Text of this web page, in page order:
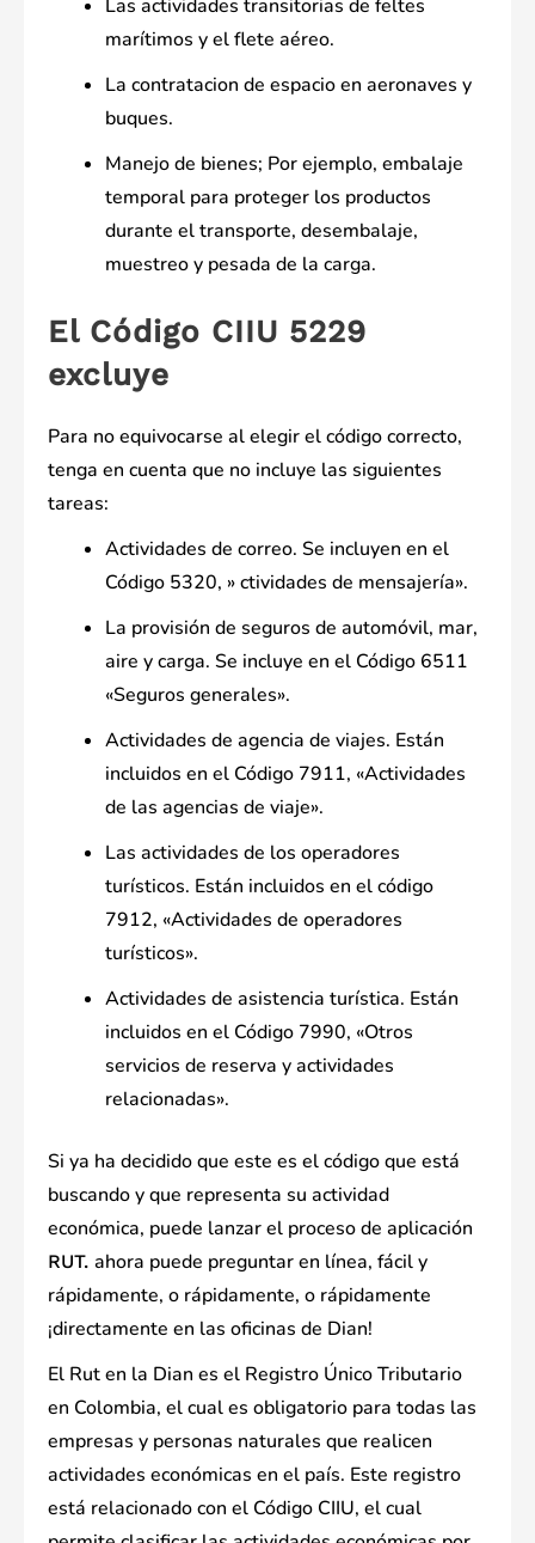
Las actividades transitorias de feltes
marítimos y el flete aéreo.
La contratacion de espacio en aeronaves y
buques.
Manejo de bienes; Por ejemplo, embalaje
temporal para proteger los productos
durante el transporte, desembalaje,
muestreo y pesada de la carga.
El Código CIIU 5229
excluye
Para no equivocarse al elegir el código correcto,
tenga en cuenta que no incluye las siguientes
tareas:
Actividades de correo. Se incluyen en el
Código 5320, » ctividades de mensajería».
La provisión de seguros de automóvil, mar,
aire y carga. Se incluye en el Código 6511
«Seguros generales».
Actividades de agencia de viajes. Están
incluidos en el Código 7911, «Actividades
de las agencias de viaje».
Las actividades de los operadores
turísticos. Están incluidos en el código
7912, «Actividades de operadores
turísticos».
Actividades de asistencia turística. Están
incluidos en el Código 7990, «Otros
servicios de reserva y actividades
relacionadas».
Si ya ha decidido que este es el código que está
buscando y que representa su actividad
económica, puede lanzar el proceso de aplicación
RUT. ahora puede preguntar en línea, fácil y
rápidamente, o rápidamente, o rápidamente
¡directamente en las oficinas de Dian!
El Rut en la Dian es el Registro Único Tributario
en Colombia, el cual es obligatorio para todas las
empresas y personas naturales que realicen
actividades económicas en el país. Este registro
está relacionado con el Código CIIU, el cual